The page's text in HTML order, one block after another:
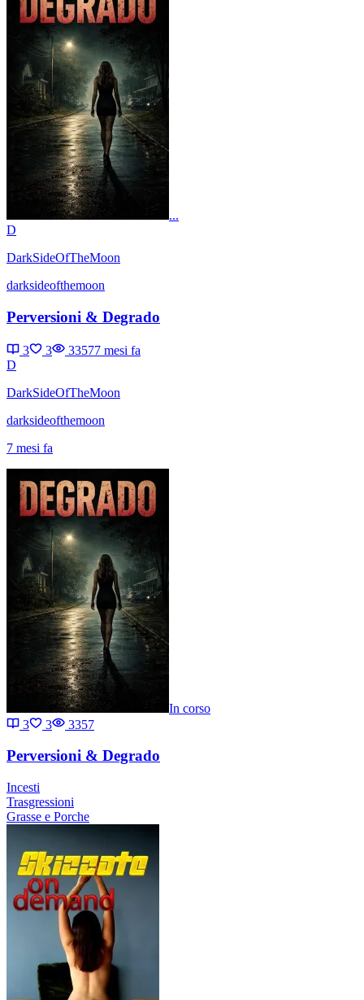
...
D
DarkSideOfTheMoon
darksideofthemoon
Perversioni & Degrado
3 3 33577 mesi fa
D
DarkSideOfTheMoon
darksideofthemoon
7 mesi fa
In corso
3
3 3357
Perversioni & Degrado
Incesti
Trasgressioni
Grasse e Porche